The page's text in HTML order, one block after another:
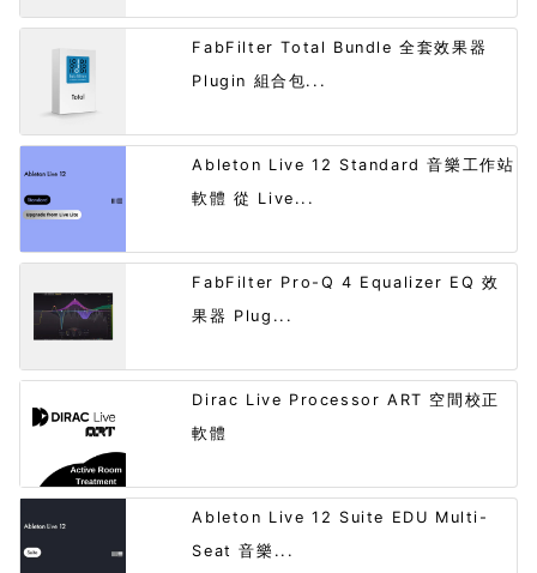
FabFilter Total Bundle 全套效果器
Plugin 組合包...
Ableton Live 12 Standard 音樂工作站
軟體 從 Live...
FabFilter Pro-Q 4 Equalizer EQ 效
果器 Plug...
Dirac Live Processor ART 空間校正
軟體
Ableton Live 12 Suite EDU Multi-
Seat 音樂...